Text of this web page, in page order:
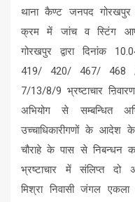
थाना कैण्ट जनपद
क्रम में जांच व स्टिंग
गोरखपुर द्वारा दिनांक
419/ 420/ 467/ 468 /
7/13/8/9 भ्रष्टाचार
अभियोग से सम्बन्धित
उच्चाधिकारीगणों के आदेश
चौराहे के पास से निबन्धन
भ्रष्टाचार में संलिप्त दो
मिश्रा निवासी जंगल